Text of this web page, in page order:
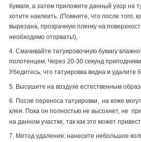
бумаги, а затем приложите данный узор на
хотите наклеить. (Помните, что после того,
вырезана, прозрачную пленку на
необходимо оторвать!),
4. Смачивайте татуировочную бумагу
полотенцем. Через 20-30 секунд
Убедитесь, что татуировка видна и удалите
5. Высушите на воздухе естественным
6. После переноса татуировки, на коже
клея. Пока он полностью не высохнет, не
на данном участке, так как это может
7. Метод удаления: нанесите небольшое